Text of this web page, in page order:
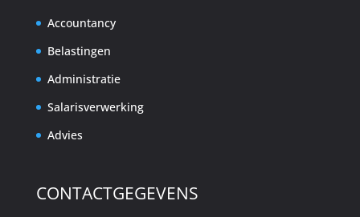
Accountancy
Belastingen
Administratie
Salarisverwerking
Advies
CONTACTGEGEVENS